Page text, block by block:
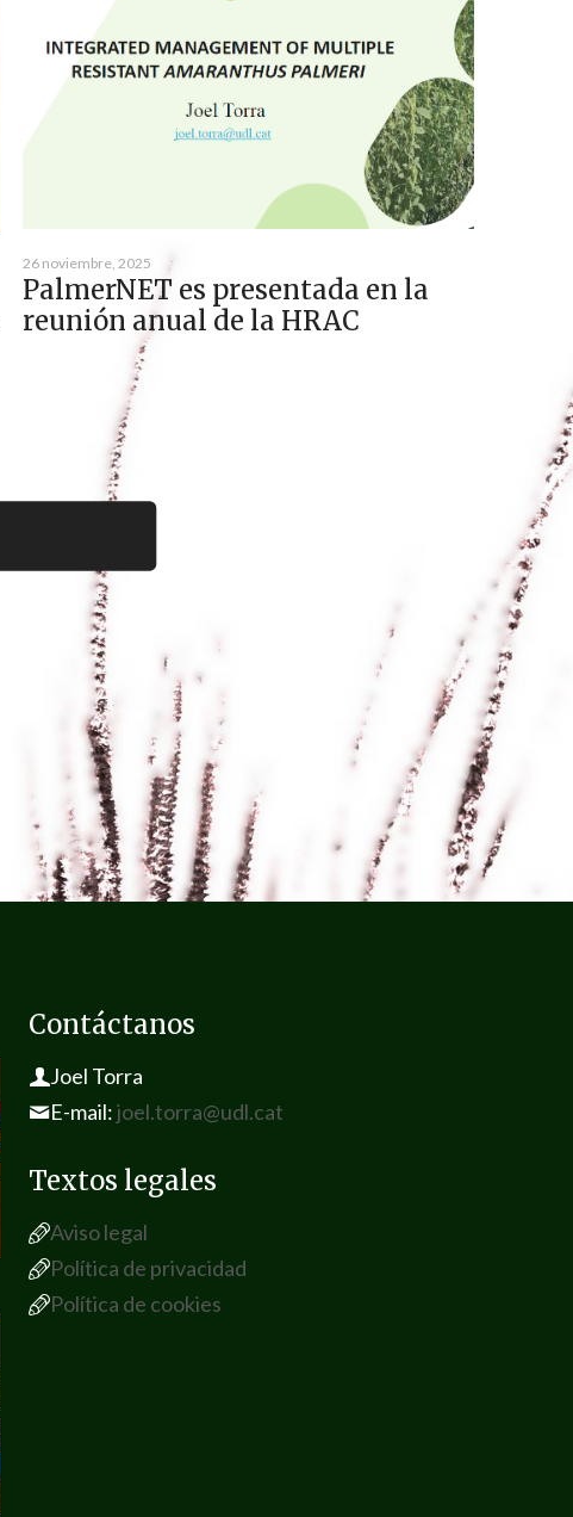
26 noviembre, 2025
PalmerNET es presentada en la
reunión anual de la HRAC
Contáctanos
Joel Torra
E-mail:joel.torra@udl.cat
Textos legales
Aviso legal
Política de privacidad
Política de cookies